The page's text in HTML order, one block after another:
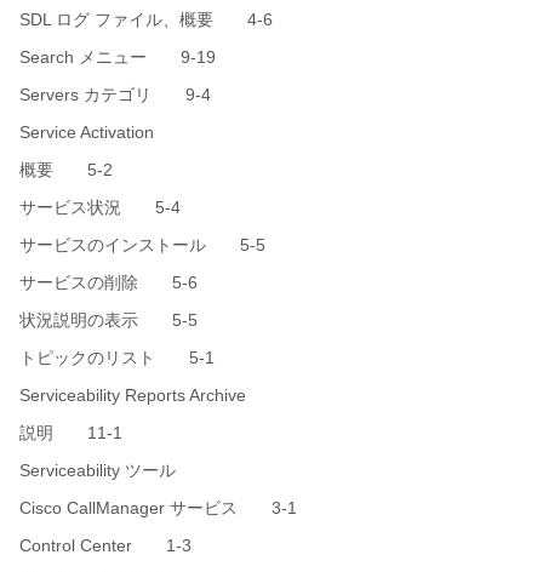
SDL ログ ファイル、概要 4-6
Search メニュー 9-19
Servers カテゴリ 9-4
Service Activation
概要 5-2
サービス状況 5-4
サービスのインストール 5-5
サービスの削除 5-6
状況説明の表示 5-5
トピックのリスト 5-1
Serviceability Reports Archive
説明 11-1
Serviceability ツール
Cisco CallManager サービス 3-1
Control Center 1-3